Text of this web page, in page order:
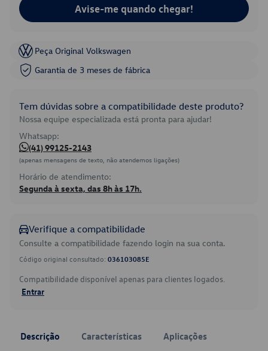
Avise-me quando chegar!
Peça Original Volkswagen
Garantia de 3 meses de fábrica
Tem dúvidas sobre a compatibilidade deste produto?
Nossa equipe especializada está pronta para ajudar!
Whatsapp:
(41) 99125-2143
(apenas mensagens de texto, não atendemos ligações)
Horário de atendimento:
Segunda à sexta, das 8h às 17h.
Verifique a compatibilidade
Consulte a compatibilidade fazendo login na sua conta.
Código original consultado: 036103085E
Compatibilidade disponível apenas para clientes logados.
Entrar
Descrição Características Aplicações